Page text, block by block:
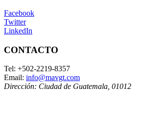
Facebook
Twitter
LinkedIn
CONTACTO
Tel: +502-2219-8357
Email: info@mavgt.com
Dirección: Ciudad de Guatemala 01012